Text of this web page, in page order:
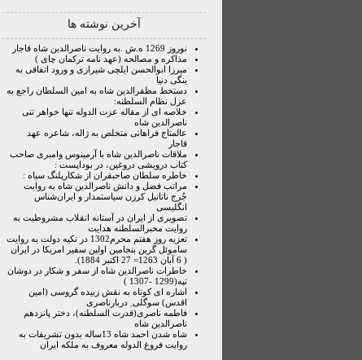
آخرین نوشته ها
نوروز 1269 ه.ش .به روایت ناصرالدین شاه قاجار
مذاکره و مصالحه (عهد نامه ترکمان چای )
میرزا ابوالحسن ایلچی شیرازی و ورود اتفاقی به
ینگی دنیا
دستخط مظفرالدین شاه به امین السلطان راجع به
عزل نظام السلطنه:
خلاصه ای از مقاله عزت الدوله تنها خواهر تنی
ناصرالدین شاه
عالمتاج فراهانی متخلص به ژاله، شاعره عهد
قاجار
ملاقات ناصرالدین شاه با آرمینوس وامبری صاحب
کتاب درویشی دروغین، در بوداپست :
خاطره سلطان صاحبقران از شکارپلنگ سیاه :
مراتب فضل و دانش ناصرالدین شاه به روایت
جُرج ناتانیل کرزن سیاستمدار و ایران‌شناس
انگلیسی
تصویری از ایران در آستانه انقلاب مشروطیت به
روایت مخبرالسلطنه هدایت
تعزیه روز هفتم محرم1302 در تکیه دولت به روایت
ساموئل گرین بنجامین اولین سفیر امریکا در ایران
( 6 آبان 1263= 27 اکتبر 1884).
خاطرات ناصرالدین شاه از سفر و شکار در دوشان
تپه(1299 -1307 )
اشاره ای کوتاه به نقش زبیده گروسی (امین
اقدس) سوگلی ِ دربارناصری
فاطمه ناصری(قدرت السلطنه)، دختر پانزدهم
ناصرالدین شاه
شاه شدن احمد شاه 13ساله بدون تشریفات به
روایت فروغ الدوله معروف به ملکه ایران